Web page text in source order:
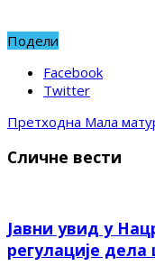
Подели
Facebook
Twitter
Претходна Мала
Сличне вести
Јавни увид у
регулације